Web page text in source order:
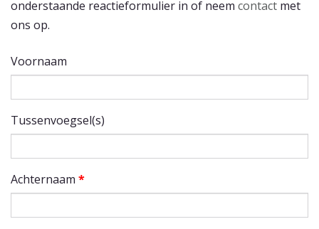
onderstaande reactieformulier in of neem contact met
ons op.
Voornaam
Tussenvoegsel(s)
Achternaam *